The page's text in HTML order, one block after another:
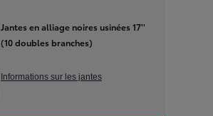
Jantes en alliage noires usinées 17''
(10 doubles branches)
Informations sur les jantes